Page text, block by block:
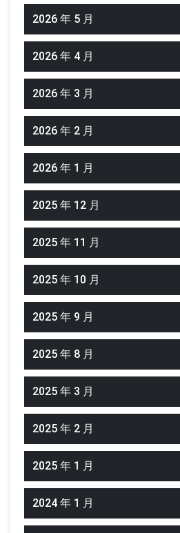
2026 年 5 月
2026 年 4 月
2026 年 3 月
2026 年 2 月
2026 年 1 月
2025 年 12 月
2025 年 11 月
2025 年 10 月
2025 年 9 月
2025 年 8 月
2025 年 3 月
2025 年 2 月
2025 年 1 月
2024 年 1 月